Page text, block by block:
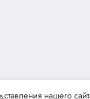
нашего